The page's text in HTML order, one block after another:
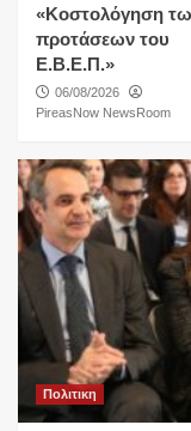
«Κοστολόγηση
προτάσεων του
Ε.Β.Ε.Π.»
06/08/2026
PireasNow NewsRoom
Πολιτικη